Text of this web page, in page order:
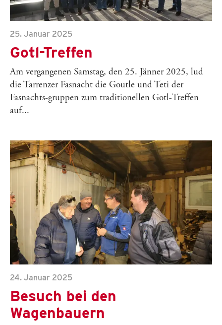
25. Januar 2025
Gotl-Treffen
Am vergangenen Samstag, den 25. Jänner 2025, lud
die Tarrenzer Fasnacht die Goutle und Teti der
Fasnachts-gruppen zum traditionellen Gotl-Treffen
auf...
24. Januar 2025
Besuch bei den
Wagenbauern